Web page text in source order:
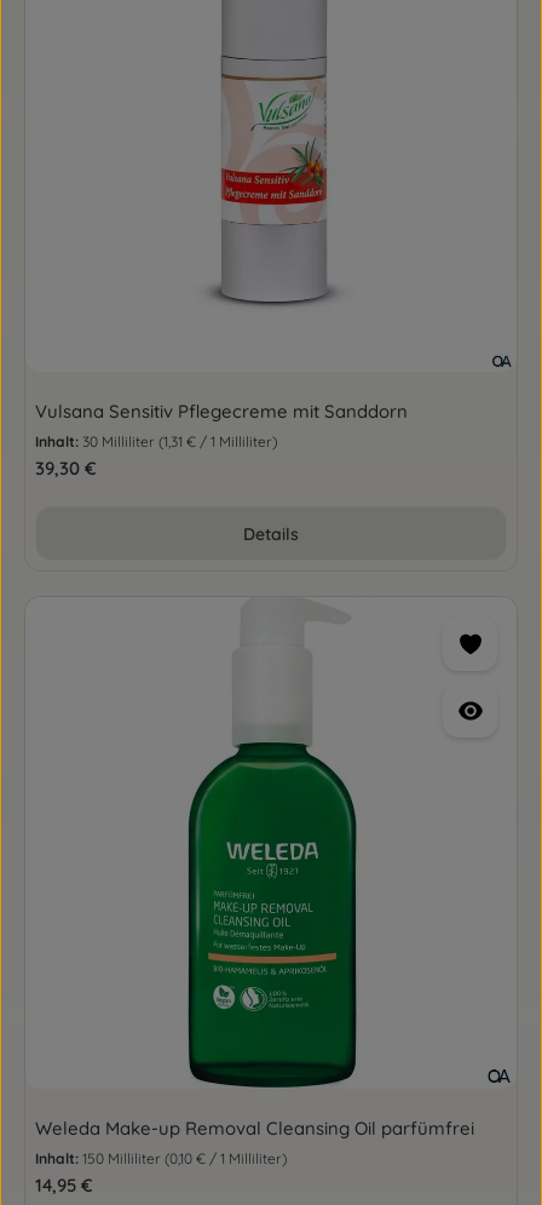
Vulsana Sensitiv Pflegecreme mit Sanddorn
Inhalt: 30 Milliliter (1,31 € / 1 Milliliter)
Regulärer Preis:
39,30 €
Details
Weleda Make-up Removal Cleansing Oil parfümfrei
Inhalt: 150 Milliliter (0,10 € / 1 Milliliter)
Regulärer Preis:
14,95 €